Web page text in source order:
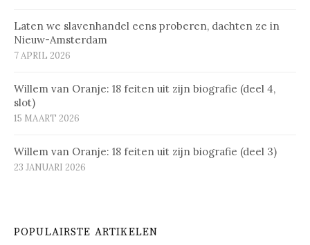
Laten we slavenhandel eens proberen, dachten ze in
Nieuw-Amsterdam
7 APRIL 2026
Willem van Oranje: 18 feiten uit zijn biografie (deel 4,
slot)
15 MAART 2026
Willem van Oranje: 18 feiten uit zijn biografie (deel 3)
23 JANUARI 2026
POPULAIRSTE ARTIKELEN